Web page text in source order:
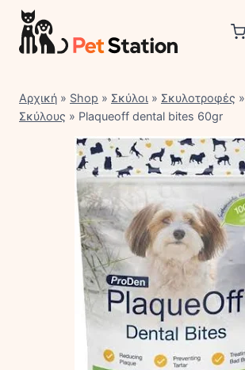
Skip
content
Αρχική » Shop » Σκύλοι » Σκυλοτροφές »
Σκύλους » Plaqueoff dental bites 60gr